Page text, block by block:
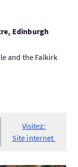
Edinburgh
and the Falkirk
Visitez:
Site internet